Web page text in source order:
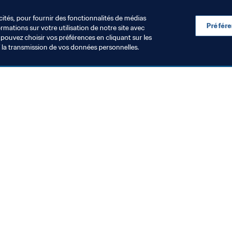
avec le précédent. Ça, c’était l’année dernière. Je sais
pour fournir des fonctionnalités de médias
sur votre utilisation de notre site avec
choisir vos préférences en cliquant sur les
transmission de vos données personnelles.